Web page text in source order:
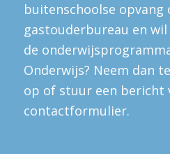
buitenschoolse opvang
gastouderbureau en
de
Onderwijs? Neem dan
op of stuur een bericht
contactformulier.